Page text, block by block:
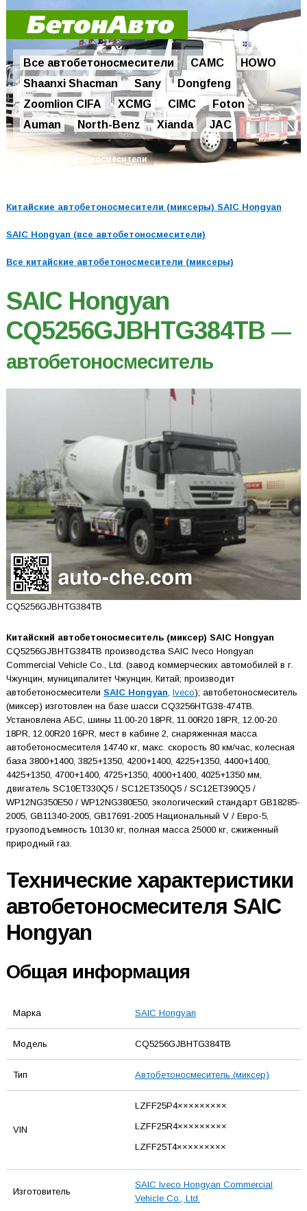
Все автобетоносмесители CAMC
HOWO
Shaanxi Shacman
Sany
Dongfeng
Zoomlion CIFA
XCMG CIMC
Foton
Auman
North-Benz Xianda JAC
бетоносмесители
Китайские автобетоносмесители (миксеры) SAIC Hongyan
SAIC Hongyan (все автобетоносмесители)
Все китайские автобетоносмесители (миксеры)
SAIC Hongyan
CQ5256GJBHTG384TB —
автобетоносмеситель
CQ5256GJBHTG384TB
Китайский автобетоносмеситель (миксер) SAIC Hongyan
CQ5256GJBHTG384TB производства SAIC Iveco Hongyan
Commercial Vehicle Co., Ltd. (завод коммерческих автомобилей в г.
Чжунцин, муниципалитет Чжунцин, Китай; производит
автобетоносмесители SAIC Hongyan, Iveco); автобетоносмеситель
(миксер) изготовлен на базе шасси CQ3256HTG38-474TB.
Установлена АБС, шины 11.00-20 18PR, 11.00R20 18PR, 12.00-20
18PR, 12.00R20 16PR, мест в кабине 2, снаряженная масса
автобетоносмесителя 14740 кг, макс. скорость 80 км/час, колесная
база 3800+1400, 3825+1350, 4200+1400, 4225+1350, 4400+1400,
4425+1350, 4700+1400, 4725+1350, 4000+1400, 4025+1350 мм,
двигатель SC10ET330Q5 / SC12ET350Q5 / SC12ET390Q5 /
WP12NG350E50 / WP12NG380E50, экологический стандарт GB18285-
2005, GB11340-2005, GB17691-2005 Национальный V / Евро-5,
грузоподъемность 10130 кг, полная масса 25000 кг, сжиженный
природный газ.
Технические характеристики
автобетоносмесителя SAIC
Hongyan
Общая информация
Марка SAIC Hongyan
Модель CQ5256GJBHTG384TB
Тип Автобетоносмеситель (миксер)
VIN
LZFF25P4×××××××××
LZFF25R4×××××××××
LZFF25T4×××××××××
Изготовитель
SAIC Iveco Hongyan Commercial
Vehicle Co., Ltd.